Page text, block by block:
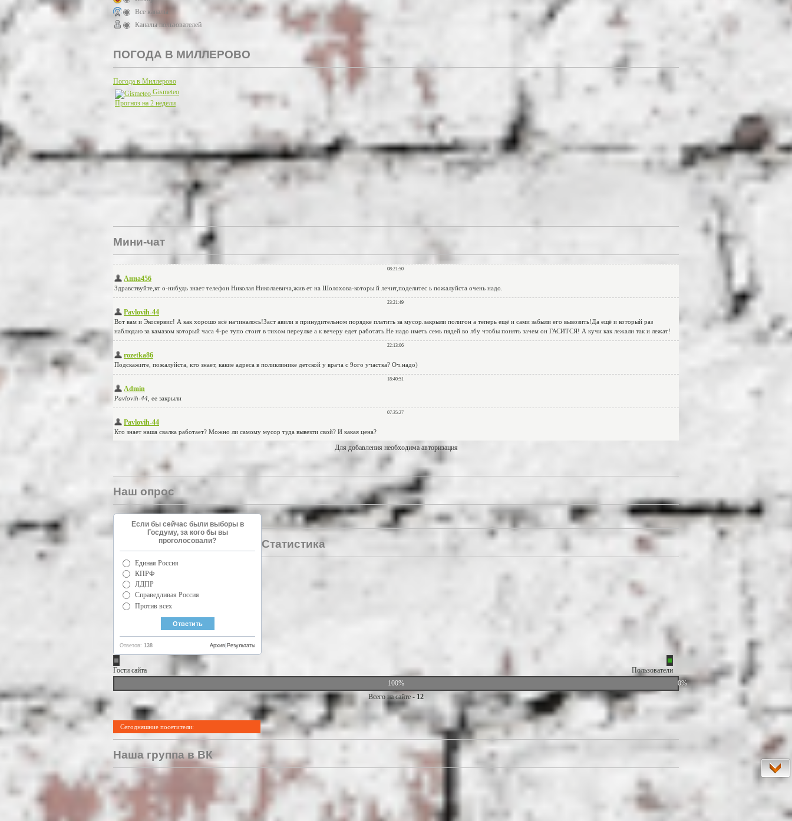
Все каналы
Каналы пользователей
ПОГОДА В МИЛЛЕРОВО
Погода в Миллерово
Gismeteo
Прогноз на 2 недели
Мини-чат
Для добавления необходима авторизация
Наш опрос
Если бы сейчас были выборы в
Госдуму, за кого бы вы
проголосовали?
Единая Россия
КПРФ
ЛДПР
Справедливая Россия
Против всех
Ответов: 138 Результаты
Архив
Статистика
Гости сайта
Пользователи
100%
0%
Всего на сайте - 12
Сегодняшние посетители:
Наша группа в ВК